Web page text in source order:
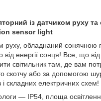
із датчиком руху
sensor light
руху, обладнаний
енергії сонця! Все, що
світильник там, де вам
скотчу або за допомогою
складних електричних схем!
— IP54, площа